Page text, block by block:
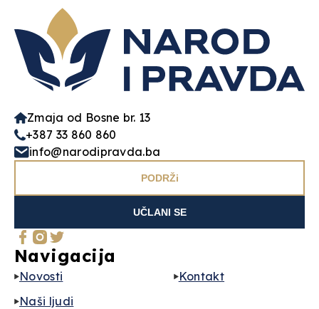
Zmaja od Bosne br. 13
+387 33 860 860
info@narodipravda.ba
PODRŽi
UČLANI SE
Navigacija
Novosti
Naši ljudi
Kontakt